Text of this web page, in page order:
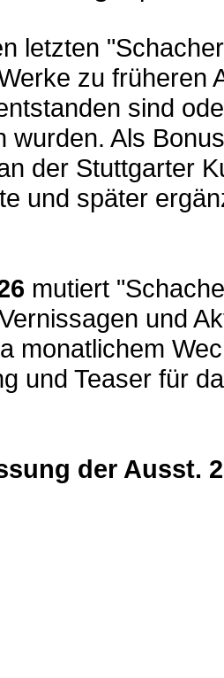
letzten
zu früheren
sind
wurden. Als
der Stuttgarter
und später
mutiert
und
monatlichem
und Teaser für
der Ausst.